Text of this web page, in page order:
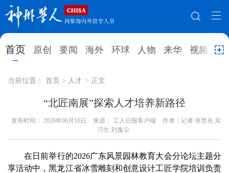
首页 原创 要闻 海外 环球 人物 来华 视频 教
网站地图
首页 原创
人物 来华
教育 就业创业 合作办学 直播访谈
综合 深度 专题 实用信息
当前位置： 首页 > 人才 > 正文
“北匠南展”探索人才培养新路径
发布时间： 2026年06月16日 来源： 工人日报客户端
作者：记者 张世光 实
习生 刘逸尘
在日前举行的2026广东风景园林教育大会分论坛主题分
享活动中，黑龙江省冰雪雕刻和创意设计工匠学院培训负责